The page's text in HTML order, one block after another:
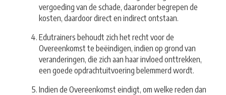
vergoeding van de schade, daaronder begrepen de
kosten, daardoor direct en indirect ontstaan.
Edutrainers behoudt zich het recht voor de
Overeenkomst te beëindigen, indien op grond van
veranderingen, die zich aan haar invloed onttrekken,
een goede opdrachtuitvoering belemmerd wordt.
Indien de Overeenkomst eindigt, om welke reden dan